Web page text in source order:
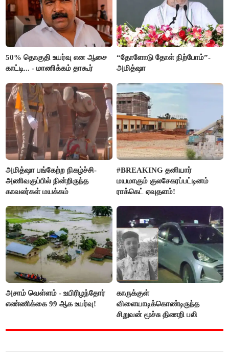
50% தொகுதி உயர்வு என ஆசை
காட்டி... - மாணிக்கம் தாகூர்
“தோளோடு தோள் நிற்போம்”-
அமித்ஷா
அமித்ஷா பங்கேற்ற நிகழ்ச்சி-
அணிவகுப்பில் நின்றிருந்த
காவலர்கள் மயக்கம்
#BREAKING தனியார்
மயமாகும் குலசேகரப்பட்டினம்
ராக்கெட் ஏவுதளம்!
அசாம் வெள்ளம் - உயிரிழந்தோர்
எண்ணிக்கை 99 ஆக உயர்வு!
காருக்குள்
விளையாடிக்கொண்டிருந்த
சிறுவன் மூச்சு திணறி பலி